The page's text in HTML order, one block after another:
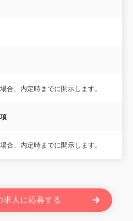
合、内定時までに開示します。
合、内定時までに開示します。
求人に応募する